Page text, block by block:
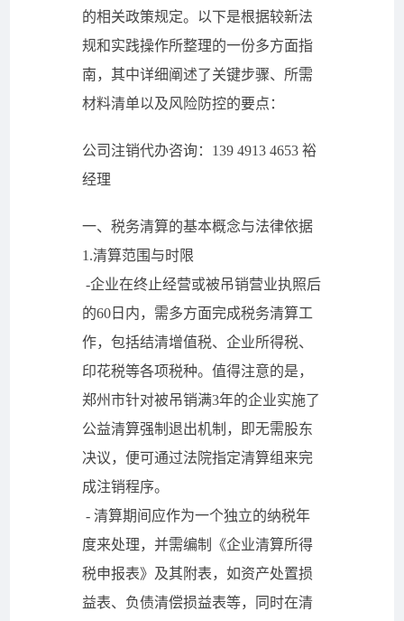
的相关政策规定。以下是根据较新法
规和实践操作所整理的一份多方面指
南，其中详细阐述了关键步骤、所需
材料清单以及风险防控的要点：
公司注销代办咨询：139 4913 4653 裕
经理
一、税务清算的基本概念与法律依据
1.清算范围与时限
-企业在终止经营或被吊销营业执照后
的60日内，需多方面完成税务清算工
作，包括结清增值税、企业所得税、
印花税等各项税种。值得注意的是，
郑州市针对被吊销满3年的企业实施了
公益清算强制退出机制，即无需股东
决议，便可通过法院指定清算组来完
成注销程序。
- 清算期间应作为一个独立的纳税年
度来处理，并需编制《企业清算所得
税申报表》及其附表，如资产处置损
益表、负债清偿损益表等，同时在清